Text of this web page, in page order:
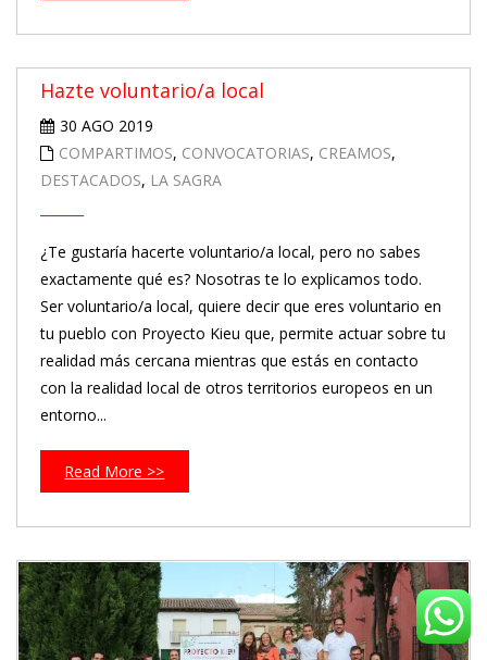
Hazte voluntario/a local
30 AGO 2019
COMPARTIMOS, CONVOCATORIAS, CREAMOS,
DESTACADOS, LA SAGRA
¿Te gustaría hacerte voluntario/a local, pero no sabes
exactamente qué es? Nosotras te lo explicamos todo.
Ser voluntario/a local, quiere decir que eres voluntario en
tu pueblo con Proyecto Kieu que, permite actuar sobre tu
realidad más cercana mientras que estás en contacto
con la realidad local de otros territorios europeos en un
entorno...
Read More >>